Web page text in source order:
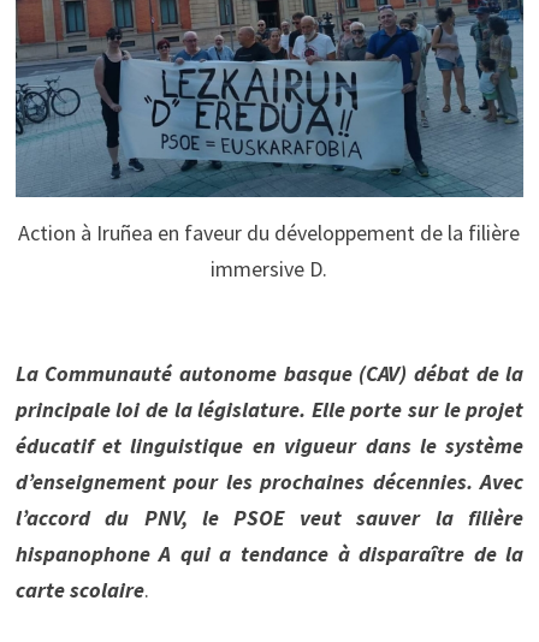
Action à Iruñea en faveur du développement de la filière
immersive D.
La Communauté autonome basque (CAV) débat de la
principale loi de la législature. Elle porte sur le projet
éducatif et linguistique en vigueur dans le système
d’enseignement pour les prochaines décennies. Avec
l’accord du PNV, le PSOE veut sauver la filière
hispanophone A qui a tendance à disparaître de la
carte scolaire.